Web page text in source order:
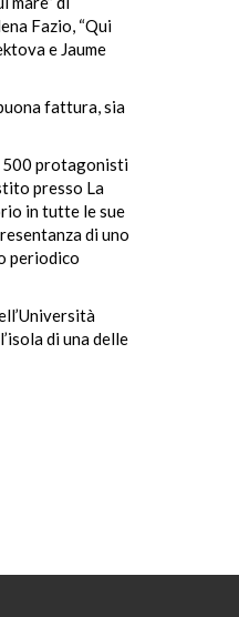
Fazio, “Qui
e Jaume
fattura, sia
500 protagonisti
presso La
in tutte le sue
di uno
periodico
di una delle